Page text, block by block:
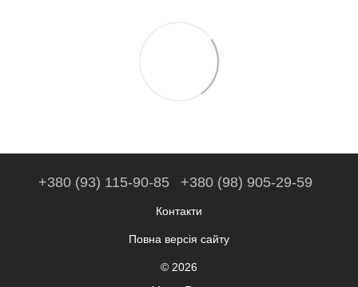
+380 (93) 115-90-85 +380 (98) 905-29-59
Контакти
Повна версія сайту
© 2026